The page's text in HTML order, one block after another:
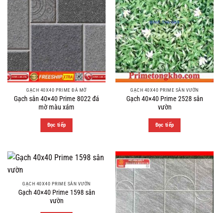
GẠCH 40X40 PRIME ĐÁ MỜ
Gạch sân 40×40 Prime 8022 đá
mờ màu xám
Đọc tiếp
GẠCH 40X40 PRIME SÂN VƯỜN
Gạch 40×40 Prime 2528 sân
vườn
Đọc tiếp
GẠCH 40X40 PRIME SÂN VƯỜN
Gạch 40×40 Prime 1598 sân
vườn